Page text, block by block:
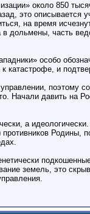
около 850
это
на время
дольмены, часть
особо
катастрофе, и
поэтому
Начали давить на
а
Родины,
земель, это